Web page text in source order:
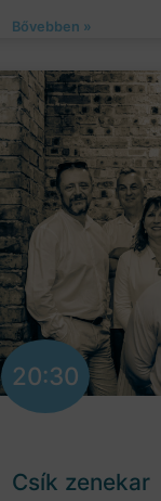
Bővebben »
20:30
Csík zenekar